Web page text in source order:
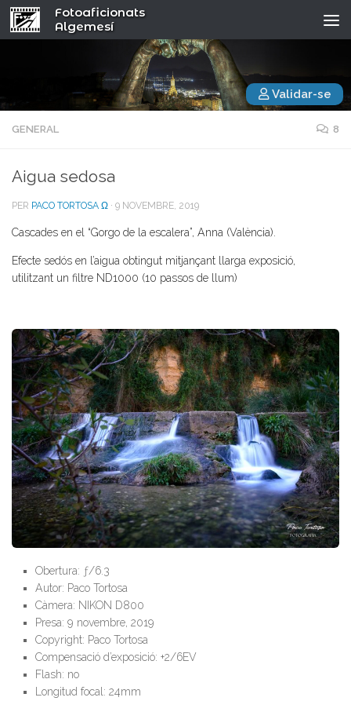
Fotoaficionats
Algemesí
Validar-se
GENERAL 8
Aigua sedosa
PER PACO TORTOSA Ω · 9 NOVEMBRE, 2019
Cascades en el “Gorgo de la escalera”, Anna (València).
Efecte sedós en l’aigua obtingut mitjançant llarga exposició,
utilitzant un filtre ND1000 (10 passos de llum)
Obertura: ƒ/6.3
Autor: Paco Tortosa
Càmera: NIKON D800
Presa: 9 novembre, 2019
Copyright: Paco Tortosa
Compensació d’exposició: +2/6EV
Flash: no
Longitud focal: 24mm